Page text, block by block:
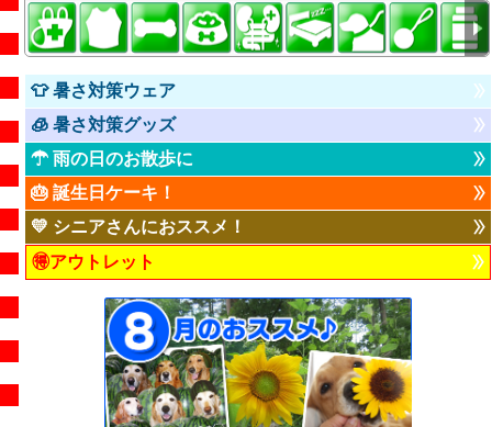
👕 暑さ対策ウェア
🧊 暑さ対策グッズ
☂ 雨の日のお散歩に
🎂 誕生日ケーキ！
💛 シニアさんにおススメ！
🉐アウトレット